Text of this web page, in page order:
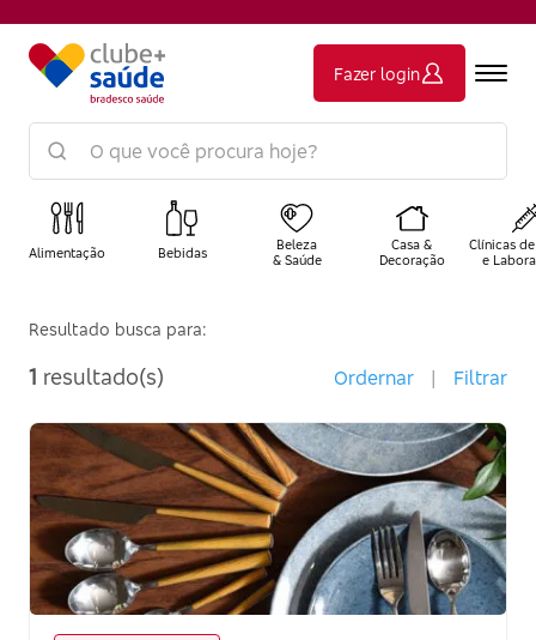
Fazer login
Alimentação Bebidas
Beleza
& Saúde
Casa &
Decoração
Clínicas
e
Resultado busca para:
1 resultado(s) Ordernar | Filtrar